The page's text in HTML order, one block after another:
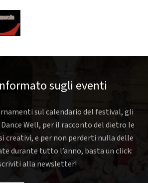
sugli eventi
sul calendario del festival, gli
Dance Well, per il racconto del dietro le
creativi, e per non perderti nulla delle
durante tutto l’anno, basta un click:
alla newsletter!